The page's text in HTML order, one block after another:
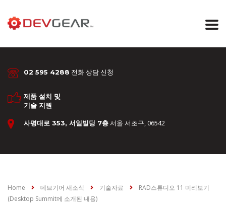
02 595 4288 전화 상담 신청
제품 설치 및
기술 지원
사평대로 353, 서일빌딩 7층서울 서초구, 06542
Home 데브기어 새소식 기술자료
RAD스튜디오 11 미리보기
(Desktop Summit에 소개된 내용)